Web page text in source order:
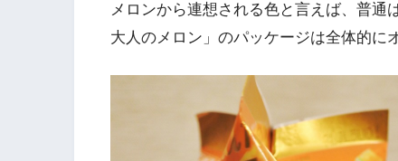
メロンから連想される色と言えば、普
大人のメロン」のパッケージは全体的に